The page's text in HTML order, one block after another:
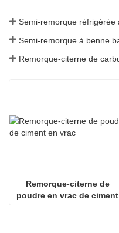
Remorque-citerne de
poudre en vrac de ciment